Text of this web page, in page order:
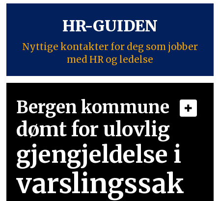
HR-GUIDEN
Nyttige kontakter for deg som jobber
med HR og ledelse
Bergen kommune
dømt for ulovlig
gjengjeldelse i
varslingssak